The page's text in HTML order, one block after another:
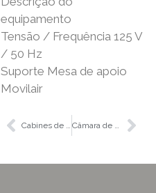
equipamento
Tensão / Frequência 125 V
/ 50 Hz
Suporte Mesa de apoio
Movilair
Cabines de fluxo laminar horizontal HZ-1, HZ-2, HZ-3 y HZ-4 Câmara de pesagem de precisão W-2